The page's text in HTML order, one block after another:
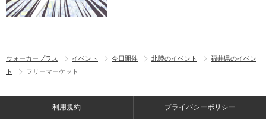
ウォーカープラス イベント 今日開催 北陸のイベント
福井県のイベン
ト
フリーマーケット
利用規約 プライバシーポリシー